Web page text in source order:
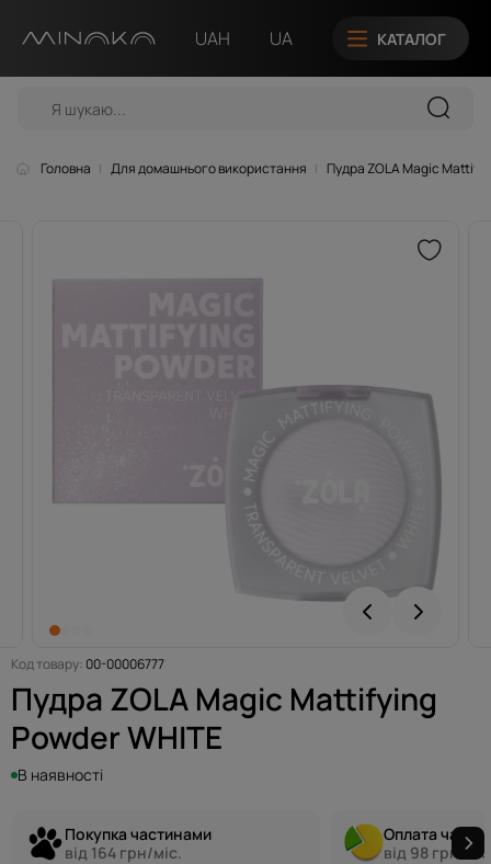
UAH UA КАТАЛОГ
Головна Для домашнього використання Пудра ZOLA Magic
Код товару: 00-00006777
Пудра ZOLA Magic Mattifying
Powder WHITE
В наявності
Покупка частинами
від 164 грн/міс.
Оплата
від 98 грн/